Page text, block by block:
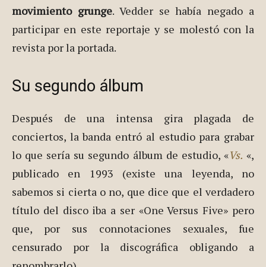
movimiento grunge. Vedder se había negado a
participar en este reportaje y se molestó con la
revista por la portada.
Su segundo álbum
Después de una intensa gira plagada de
conciertos, la banda entró al estudio para grabar
lo que sería su segundo álbum de estudio, «Vs. «,
publicado en 1993 (existe una leyenda, no
sabemos si cierta o no, que dice que el verdadero
título del disco iba a ser «One Versus Five» pero
que, por sus connotaciones sexuales, fue
censurado por la discográfica obligando a